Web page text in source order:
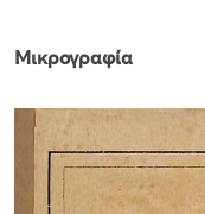
Μικρογραφία